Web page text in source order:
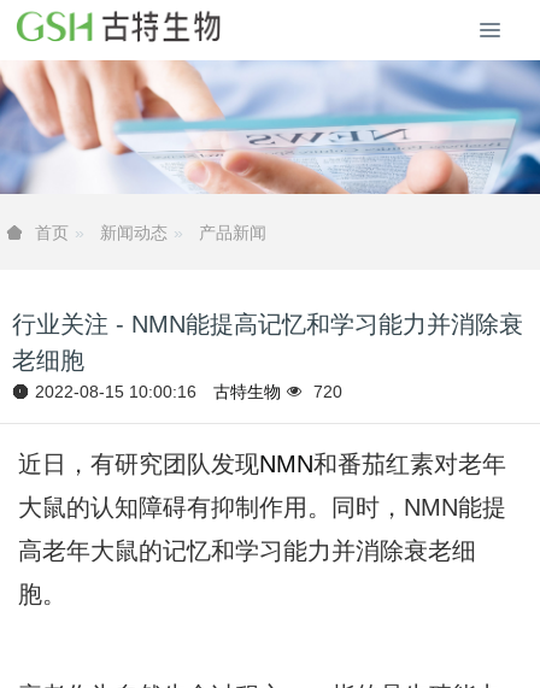
首页 新闻动态 产品新闻
行业关注 - NMN能提高记忆和学习能力并消除衰
老细胞
2022-08-15 10:00:16 古特生物 720
近日，有研究团队发现NMN和番茄红素对老年
大鼠的认知障碍有抑制作用。同时，NMN能提
高老年大鼠的记忆和学习能力并消除衰老细
胞。